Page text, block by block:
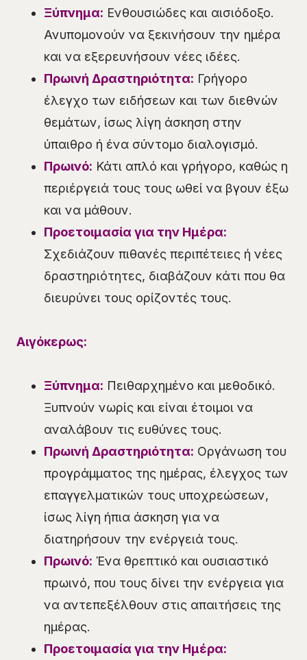
Ξύπνημα: Ενθουσιώδες και αισιόδοξο.
Ανυπομονούν να ξεκινήσουν την ημέρα
και να εξερευνήσουν νέες ιδέες.
Πρωινή Δραστηριότητα: Γρήγορο
έλεγχο των ειδήσεων και των διεθνών
θεμάτων, ίσως λίγη άσκηση στην
ύπαιθρο ή ένα σύντομο διαλογισμό.
Πρωινό: Κάτι απλό και γρήγορο, καθώς η
περιέργειά τους τους ωθεί να βγουν έξω
και να μάθουν.
Προετοιμασία για την Ημέρα:
Σχεδιάζουν πιθανές περιπέτειες ή νέες
δραστηριότητες, διαβάζουν κάτι που θα
διευρύνει τους ορίζοντές τους.
Αιγόκερως:
Ξύπνημα: Πειθαρχημένο και μεθοδικό.
Ξυπνούν νωρίς και είναι έτοιμοι να
αναλάβουν τις ευθύνες τους.
Πρωινή Δραστηριότητα: Οργάνωση του
προγράμματος της ημέρας, έλεγχος των
επαγγελματικών τους υποχρεώσεων,
ίσως λίγη ήπια άσκηση για να
διατηρήσουν την ενέργειά τους.
Πρωινό: Ένα θρεπτικό και ουσιαστικό
πρωινό, που τους δίνει την ενέργεια για
να αντεπεξέλθουν στις απαιτήσεις της
ημέρας.
Προετοιμασία για την Ημέρα: